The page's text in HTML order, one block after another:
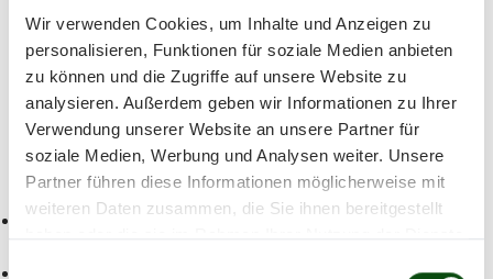
Wir verwenden Cookies, um Inhalte und Anzeigen zu
personalisieren, Funktionen für soziale Medien anbieten
zu können und die Zugriffe auf unsere Website zu
analysieren. Außerdem geben wir Informationen zu Ihrer
Verwendung unserer Website an unsere Partner für
soziale Medien, Werbung und Analysen weiter. Unsere
Partner führen diese Informationen möglicherweise mit
weiteren Daten zusammen, die Sie ihnen bereitgestellt
Oktober 2026
Mo Di Mi Do Fr Sa So
01 02 03 04 05 06 07 08 09
11 12 13 14 15 16 17 18 19